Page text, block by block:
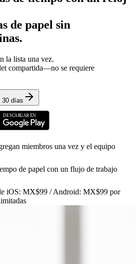
de papel sin
la lista una vez.
compartida—no se requiere
30 días
miembros una vez y el equipo
de papel con un flujo de trabajo
iOS: MX$99 / Android: MX$99 por